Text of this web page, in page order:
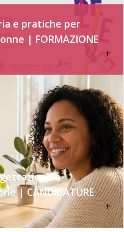
e pratiche per
| FORMAZIONE
+
e
| CANDIDATURE
+